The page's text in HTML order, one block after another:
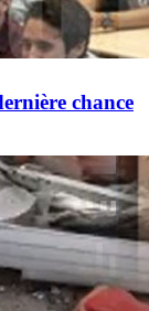
chance